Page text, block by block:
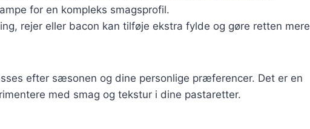
for en kompleks smagsprofil.
rejer eller bacon kan tilføje ekstra fylde og gøre retten mere
efter sæsonen og dine personlige præferencer. Det er en
med smag og tekstur i dine pastaretter.